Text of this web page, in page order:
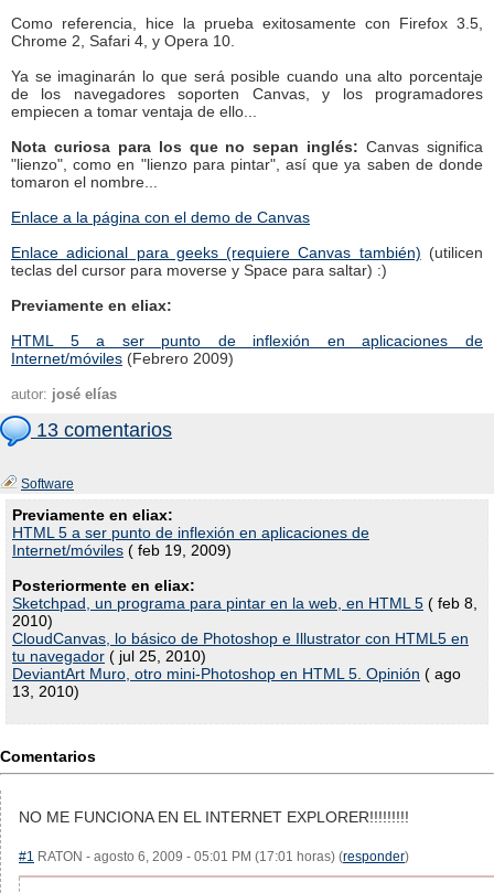
Como referencia, hice la prueba exitosamente con Firefox 3.5,
Chrome 2, Safari 4, y Opera 10.
Ya se imaginarán lo que será posible cuando una alto porcentaje
de los navegadores soporten Canvas, y los programadores
empiecen a tomar ventaja de ello...
Nota curiosa para los que no sepan inglés: Canvas significa
"lienzo", como en "lienzo para pintar", así que ya saben de donde
tomaron el nombre...
Enlace a la página con el demo de Canvas
Enlace adicional para geeks (requiere Canvas también) (utilicen
teclas del cursor para moverse y Space para saltar) :)
Previamente en eliax:
HTML 5 a ser punto de inflexión en aplicaciones de
Internet/móviles (Febrero 2009)
autor: josé elías
13 comentarios
Software
Previamente en eliax:
HTML 5 a ser punto de inflexión en aplicaciones de
Internet/móviles ( feb 19, 2009)
Posteriormente en eliax:
Sketchpad, un programa para pintar en la web, en HTML 5 ( feb 8,
2010)
CloudCanvas, lo básico de Photoshop e Illustrator con HTML5 en
tu navegador ( jul 25, 2010)
DeviantArt Muro, otro mini-Photoshop en HTML 5. Opinión ( ago
13, 2010)
Comentarios
NO ME FUNCIONA EN EL INTERNET EXPLORER!!!!!!!!!
#1 RATON - agosto 6, 2009 - 05:01 PM (17:01 horas) (responder)